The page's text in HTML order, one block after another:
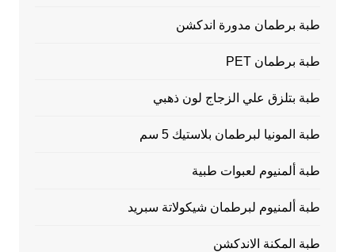
طبة برطمان مدورة اندكشن
طبة برطمان PET
طبة بتلزق علي الزجاج لون ذهبي
طبة المونيا لبرطمان بلاستيك 5 سم
طبة ألمنيوم لعبوات طبية
طبة ألمنيوم لبرطمان شيكولاتة سبريد
طبة المكنة الاندكشن